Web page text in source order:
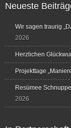
Neueste
Wir sagen traurig
2026
Herzlichen
Projekttage
Resümee
2026